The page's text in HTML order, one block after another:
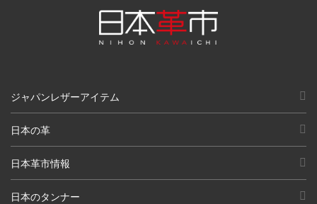
ジャパンレザーアイテム
日本の革
日本革市情報
日本のタンナー